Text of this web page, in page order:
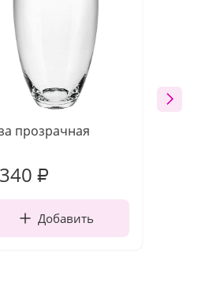
прозрачная
₽
Добавить